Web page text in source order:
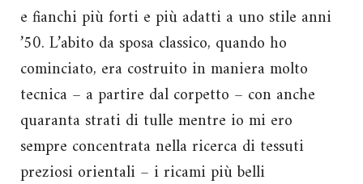
e fianchi più forti e più adatti a uno stile anni
’50. L’abito da sposa classico, quando ho
cominciato, era costruito in maniera molto
tecnica – a partire dal corpetto – con anche
quaranta strati di tulle mentre io mi ero
sempre concentrata nella ricerca di tessuti
preziosi orientali – i ricami più belli